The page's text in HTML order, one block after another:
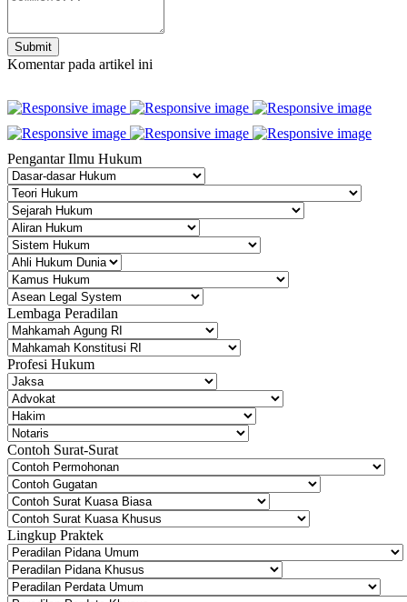
Submit
Komentar pada artikel ini
Pengantar Ilmu Hukum
Lembaga Peradilan
Profesi Hukum
Contoh Surat-Surat
Lingkup Praktek